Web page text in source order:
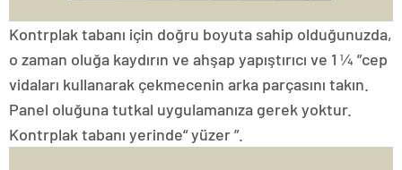
Kontrplak tabanı için doğru boyuta sahip olduğunuzda,
o zaman oluğa kaydırın ve ahşap yapıştırıcı ve 1 ¼ ”cep
vidaları kullanarak çekmecenin arka parçasını takın.
Panel oluğuna tutkal uygulamanıza gerek yoktur.
Kontrplak tabanı yerinde“ yüzer ”.